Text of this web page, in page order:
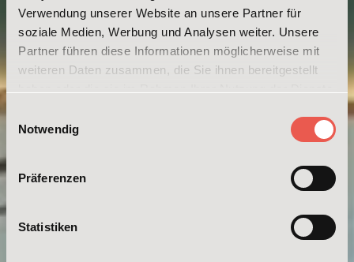
Verwendung unserer Website an unsere Partner für
soziale Medien, Werbung und Analysen weiter. Unsere
Partner führen diese Informationen möglicherweise mit
weiteren Daten zusammen, die Sie ihnen bereitgestellt
unsererDatenschutzerklärung Impressum
Einwilligungsauswahl
Notwendig
Präferenzen
Statistiken